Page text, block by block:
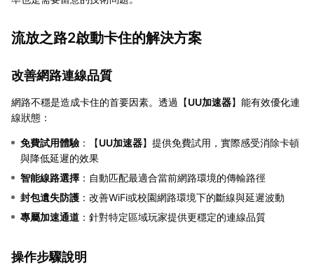
流放之路2啟動卡住的解決方案
改善網路連線品質
網路不穩是造成卡住的首要因素。透過【UU加速器】能有效優化連
線狀態：
免費試用體驗 ：【UU加速器】提供免費試用，實際感受消除卡頓
與降低延遲的效果
智能線路選擇 ：自動匹配最適合當前網路環境的傳輸路徑
封包遺失防護 ：改善WiFi或校園網路環境下的斷線與延遲波動
專屬加速通道 ：針對特定區域玩家提供更穩定的連線品質
操作步驟說明